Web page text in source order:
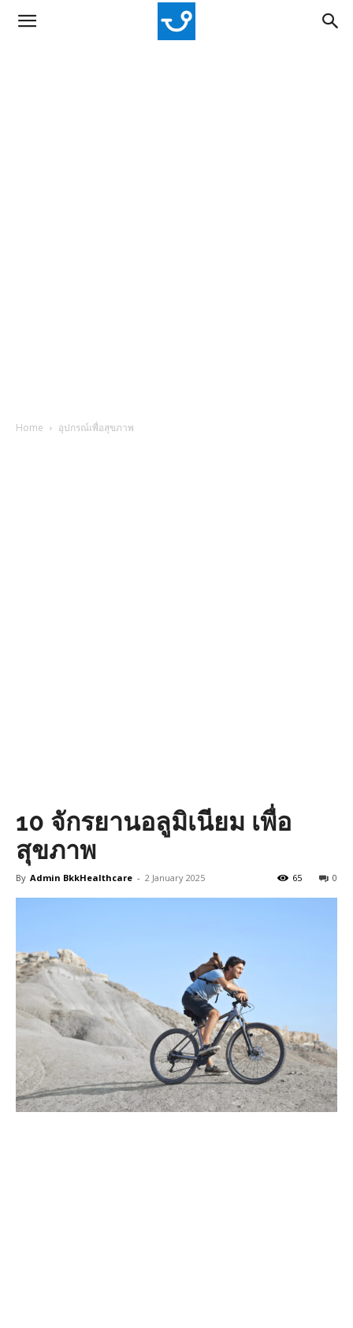
Home อุปกรณ์เพื่อสุขภาพ
10 จักรยานอลูมิเนียม เพื่อ
สุขภาพ
By Admin BkkHealthcare - 2 January 2025 0
65